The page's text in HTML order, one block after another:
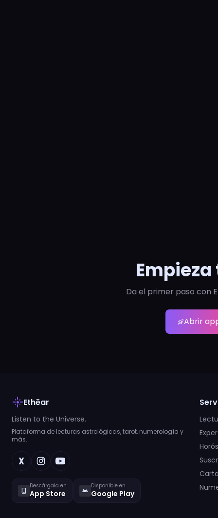
Da el primer paso con
rocket_launchAbrir
flareEthēar
Listen to the Universe.
Plataforma de lecturas astrológicas, tarot, numerología y
más.
phone_iphone
Descárgala en
App Store android
Disponible en
Google Play